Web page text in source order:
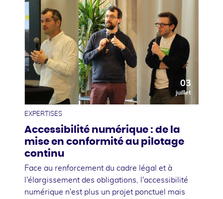
03
juillet
EXPERTISES
Accessibilité numérique : de la
mise en conformité au pilotage
continu
Face au renforcement du cadre légal et à
l'élargissement des obligations, l'accessibilité
numérique n'est plus un projet ponctuel mais